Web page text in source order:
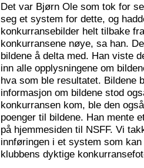
Det var Bjørn Ole som tok for
seg et system for dette, og
konkurransebilder helt tilbake
konkurransene nøye, sa han.
bildene å delta med. Han viste
inn alle opplysningene om
hva som ble resultatet. Bildene
informasjon om bildene stod
konkurransen kom, ble den
poenger til bildene. Han mente
på hjemmesiden til NSFF. Vi
innføringen i et system som
klubbens dyktige